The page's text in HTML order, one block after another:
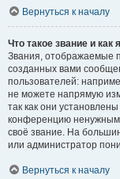
Вернуться к началу
Что такое звание и как
Звания, отображаемые
созданных вами
пользователей:
не можете напрямую
так как они
конференцию
своё звание. На
или администратор
Вернуться к началу